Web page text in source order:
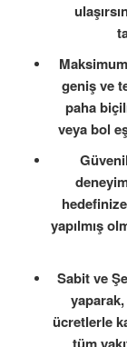
geniş ve
paha
veya bol
hedefinize
yapılmış
Sabit ve
ücretlerle